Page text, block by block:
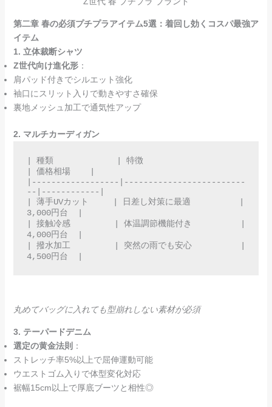
第二章 春の必須プチプラアイテム5選：着回し効くコスパ最強ア
イテム
1. 立体裁断シャツ
Z世代向け進化形：
肩パッド付きでシルエット強化
袖口にスリット入りで動きやすさ確保
裏地メッシュ加工で通気性アップ
2. マルチカーディガン
| 種類             | 特徴
| 価格相場    |
|------------------|-------------------------
--|------------|
| 薄手UVカット     | 日差し対策に最適          |
3,000円台  |
| 接触冷感         | 体温調節機能付き          |
4,000円台  |
| 撥水加工         | 突然の雨でも安心          |
4,500円台  |
丸めてバッグに入れても型崩れしない素材が必須
3. テーパードデニム
選定の黄金法則 ：
ストレッチ率5%以上で屈伸運動可能
ウエストゴム入りで体型変化対応
裾幅15cm以上で厚底ブーツと相性◎